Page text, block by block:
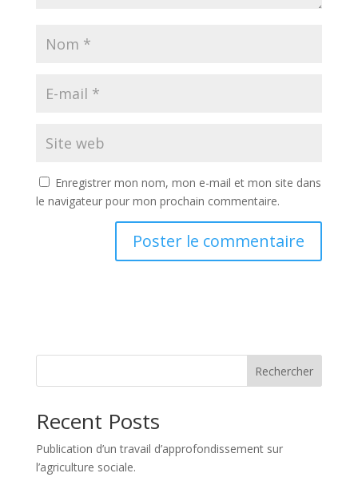
Enregistrer mon nom, mon e-mail et mon site dans
le navigateur pour mon prochain commentaire.
e
:
Rechercher
Recent Posts
Publication d’un travail d’approfondissement sur
l’agriculture sociale.